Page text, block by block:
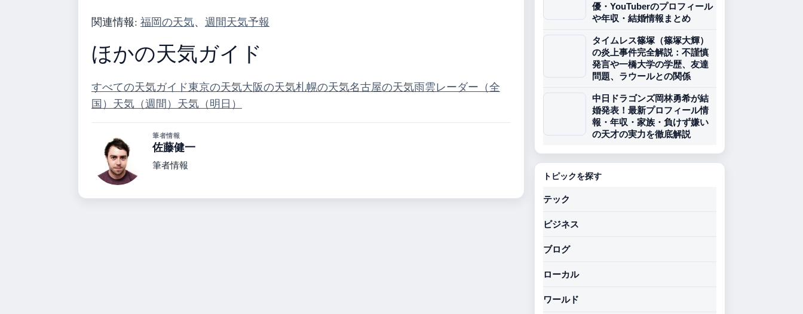
関連情報: 福岡の天気、 週間天気予報
ほかの天気ガイド
すべての天気ガイド東京の天気大阪の天気札幌の天気名古屋の天気雨雲レーダー（全
国） 天気（週間） 天気（明日）
筆者情報
佐藤健一
筆者情報
優・YouTuberのプロフィール
や年収・結婚情報まとめ
タイムレス篠塚（篠塚大輝）
の炎上事件完全解説：不謹慎
発言や一橋大学の学歴、友達
問題、ラウールとの関係
中日ドラゴンズ岡林勇希が結
婚発表！最新プロフィール情
報・年収・家族・負けず嫌い
の天才の実力を徹底解説
トピックを探す
テック
ビジネス
ブログ
ローカル
ワールド